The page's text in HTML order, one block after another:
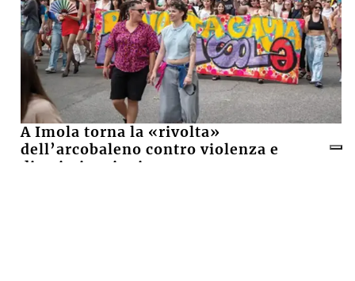
Il «Premio Aldo Villa» a Mongardi
(Sacmi) e Bolognesi (Ceramica), la
ceramica imolese è cooperativa
17 LUGLIO 2026